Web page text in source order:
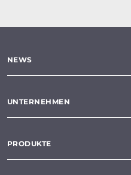
NEWS
UNTERNEHMEN
PRODUKTE